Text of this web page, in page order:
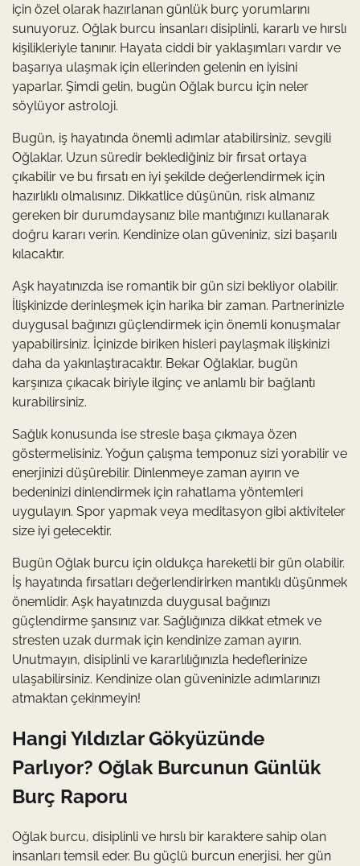
için özel olarak hazırlanan günlük burç yorumlarını
sunuyoruz. Oğlak burcu insanları disiplinli, kararlı ve hırslı
kişilikleriyle tanınır. Hayata ciddi bir yaklaşımları vardır ve
başarıya ulaşmak için ellerinden gelenin en iyisini
yaparlar. Şimdi gelin, bugün Oğlak burcu için neler
söylüyor astroloji.
Bugün, iş hayatında önemli adımlar atabilirsiniz, sevgili
Oğlaklar. Uzun süredir beklediğiniz bir fırsat ortaya
çıkabilir ve bu fırsatı en iyi şekilde değerlendirmek için
hazırlıklı olmalısınız. Dikkatlice düşünün, risk almanız
gereken bir durumdaysanız bile mantığınızı kullanarak
doğru kararı verin. Kendinize olan güveniniz, sizi başarılı
kılacaktır.
Aşk hayatınızda ise romantik bir gün sizi bekliyor olabilir.
İlişkinizde derinleşmek için harika bir zaman. Partnerinizle
duygusal bağınızı güçlendirmek için önemli konuşmalar
yapabilirsiniz. İçinizde biriken hisleri paylaşmak ilişkinizi
daha da yakınlaştıracaktır. Bekar Oğlaklar, bugün
karşınıza çıkacak biriyle ilginç ve anlamlı bir bağlantı
kurabilirsiniz.
Sağlık konusunda ise stresle başa çıkmaya özen
göstermelisiniz. Yoğun çalışma temponuz sizi yorabilir ve
enerjinizi düşürebilir. Dinlenmeye zaman ayırın ve
bedeninizi dinlendirmek için rahatlama yöntemleri
uygulayın. Spor yapmak veya meditasyon gibi aktiviteler
size iyi gelecektir.
Bugün Oğlak burcu için oldukça hareketli bir gün olabilir.
İş hayatında fırsatları değerlendirirken mantıklı düşünmek
önemlidir. Aşk hayatınızda duygusal bağınızı
güçlendirme şansınız var. Sağlığınıza dikkat etmek ve
stresten uzak durmak için kendinize zaman ayırın.
Unutmayın, disiplinli ve kararlılığınızla hedeflerinize
ulaşabilirsiniz. Kendinize olan güveninizle adımlarınızı
atmaktan çekinmeyin!
Hangi Yıldızlar Gökyüzünde
Parlıyor? Oğlak Burcunun Günlük
Burç Raporu
Oğlak burcu, disiplinli ve hırslı bir karaktere sahip olan
insanları temsil eder. Bu güçlü burcun enerjisi, her gün